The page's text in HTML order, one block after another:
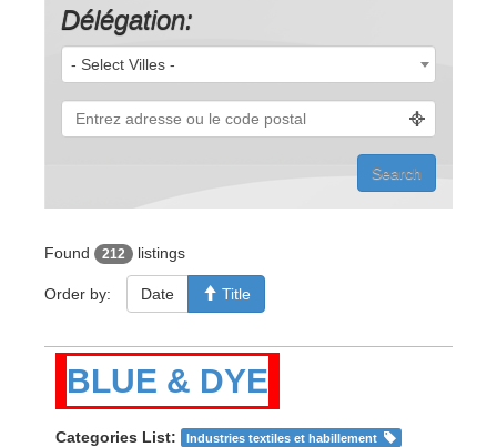
Délégation:
- Select Villes -
Found 212 listings
Order by: Date Title
BLUE & DYE
Categories List: Industries textiles et habillement